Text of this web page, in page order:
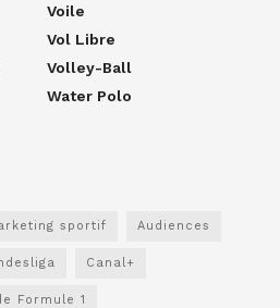
Voile
Vol Libre
Volley-Ball
Water Polo
sportif Audiences
Canal+
Formule 1